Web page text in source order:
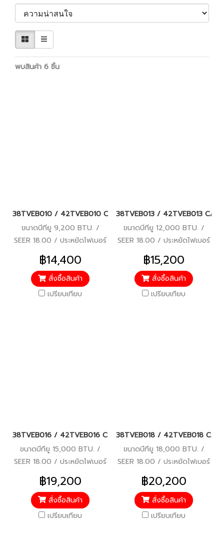
พบสินค้า 6 ชิ้น
38TVEB010 / 42TVEB010 CARRIER COPPER ION (COPPER
ขนาดบีทียู 9,200 BTU. /
SEER 18.00 / ประหยัดไฟเบอร์
5 / รับประกันคอมเพรสเซอร์ 7
ปี / อะไหล่อื่นๆ 3 ปี / ราคารวม
ติดตั้งแล้ว*
฿14,400
สั่งซื้อสินค้า
เปรียบเทียบ
38TVEB013 / 42TVEB013
ขนาดบีทียู 12,000 BTU. /
SEER 18.00 / ประหยัดไฟเบอร์
5 / รับประกันคอมเพรสเซอร์ 7
ปี / อะไหล่อื่นๆ 3 ปี / ราคารวม
ติดตั้งแล้ว*
฿15,200
สั่งซื้อสินค้า
เปรียบเทียบ
38TVEB016 / 42TVEB016 CARRIER COPPER ION (COPPER
ขนาดบีทียู 15,000 BTU. /
SEER 18.00 / ประหยัดไฟเบอร์
5 / รับประกันคอมเพรสเซอร์ 7
ปี / อะไหล่อื่นๆ 3 ปี / ราคารวม
ติดตั้งแล้ว*
฿19,200
สั่งซื้อสินค้า
เปรียบเทียบ
38TVEB018 / 42TVEB018
ขนาดบีทียู 18,000 BTU. /
SEER 18.00 / ประหยัดไฟเบอร์
5 / รับประกันคอมเพรสเซอร์ 7
ปี / อะไหล่อื่นๆ 3 ปี / ราคารวม
ติดตั้งแล้ว*
฿20,200
สั่งซื้อสินค้า
เปรียบเทียบ